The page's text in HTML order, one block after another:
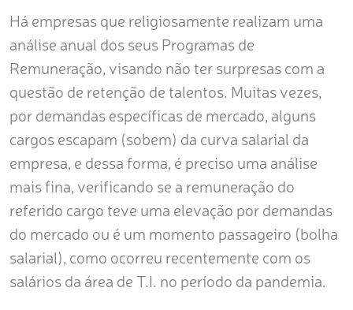
Há empresas que religiosamente realizam uma
análise anual dos seus Programas de
Remuneração, visando não ter surpresas com a
questão de retenção de talentos. Muitas vezes,
por demandas específicas de mercado, alguns
cargos escapam (sobem) da curva salarial da
empresa, e dessa forma, é preciso uma análise
mais fina, verificando se a remuneração do
referido cargo teve uma elevação por demandas
do mercado ou é um momento passageiro (bolha
salarial), como ocorreu recentemente com os
salários da área de T.I. no período da pandemia.